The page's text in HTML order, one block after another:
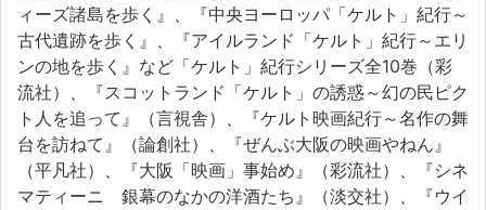
ィーズ諸島を歩く』、『中央ヨーロッパ「ケルト」紀行～
古代遺跡を歩く』、『アイルランド「ケルト」紀行～エリ
ンの地を歩く』など「ケルト」紀行シリーズ全10巻（彩
流社）、『スコットランド「ケルト」の誘惑～幻の民ピク
ト人を追って』（言視舎）、『ケルト映画紀行～名作の舞
台を訪ねて』（論創社）、『ぜんぶ大阪の映画やねん』
（平凡社）、『大阪「映画」事始め』（彩流社）、『シネ
マティーニ 銀幕のなかの洋酒たち』（淡交社）、『ウイ